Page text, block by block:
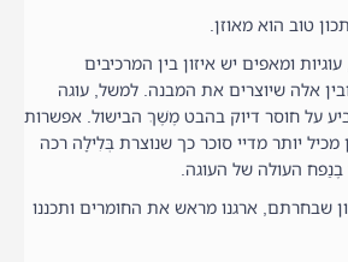
טוב הוא מאוזן.
ומאפים יש איזון בין המרכיבים
אלה שיוצרים את המבנה. למשל, עוגה
על חוסר דיוק בהבט מֶשֶׁךְ הבישול. אפשרות
יותר מדיי סוכר כך שנוצרת בְּלִילָה רכה
בֶנַפח העולה של העוגה.
שבחרתם, ארגנו מראש את החומרים ותכננו